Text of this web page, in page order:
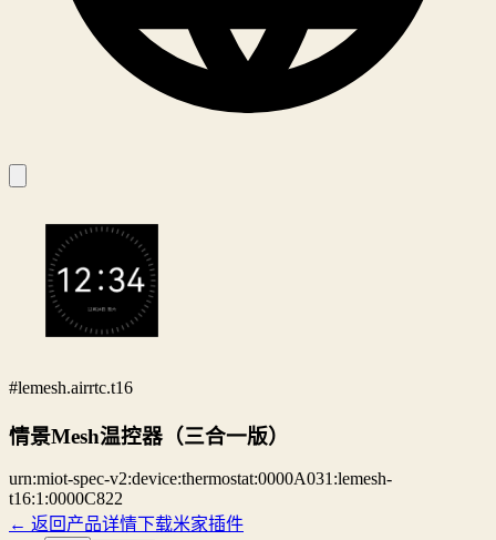
#lemesh.airrtc.t16
情景Mesh温控器（三合一版）
urn:miot-spec-v2:device:thermostat:0000A031:lemesh-
t16:1:0000C822
← 返回产品详情下载米家插件